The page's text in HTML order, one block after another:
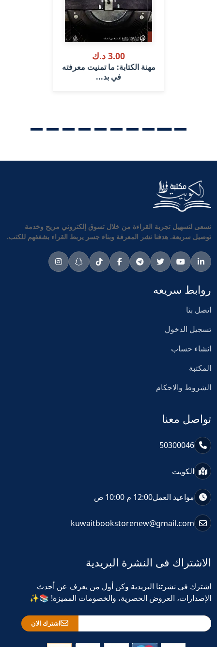
3.00 د.ك
مهنة الكتابة: ما تمنيت معرفته
في بد...
نسعى لتسهيل تجربة القراءة من خلال تسوق إلكتروني مريح وخدمة
توصيل سريعة. هدفنا نشر المعرفة وبناء جسر يربط القراء بشغفهم للكتب.
روابط سريعه
اتصل بنا
تسجيل الدخول
انشاء حساب
المكتبة
الشروط والاحكام
تواصل معنا
50300046
الكويت
مواعيد العمل12:00 م 10:00 ص
kuwaitbookstorenew@gmail.com
الاشتراك فى النشرة البريدية
اشترك في نشرتنا البريدية وكن أول من يعرف عن أحدث
الإصدارات، العروض الحصرية، والخصومات المميزة! 📚✨
اشترك الان